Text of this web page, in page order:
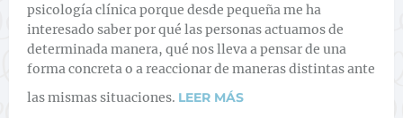
psicología clínica porque desde pequeña me ha
interesado saber por qué las personas actuamos de
determinada manera, qué nos lleva a pensar de una
forma concreta o a reaccionar de maneras distintas ante
las mismas situaciones. LEER MÁS